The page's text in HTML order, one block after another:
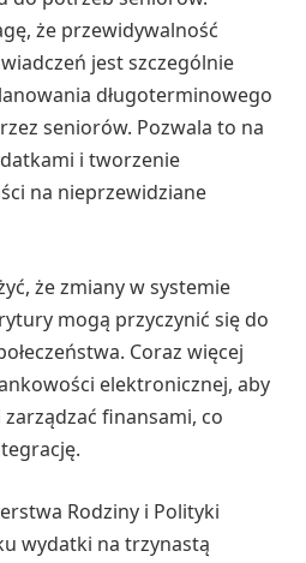
że przewidywalność
jest szczególnie
długoterminowego
seniorów. Pozwala to na
i tworzenie
na nieprzewidziane
że zmiany w systemie
mogą przyczynić się do
Coraz więcej
elektronicznej, aby
finansami, co
Rodziny i Polityki
wydatki na trzynastą